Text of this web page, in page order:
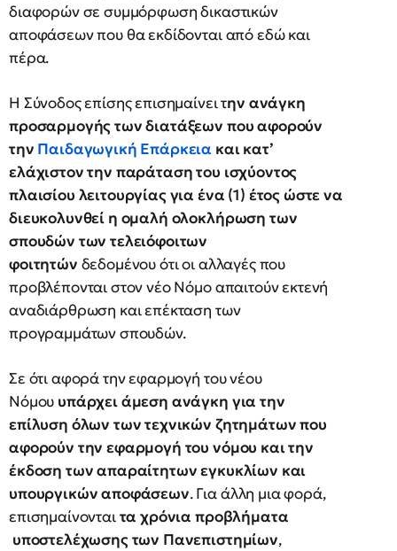
διαφορών σε συμμόρφωση δικαστικών
αποφάσεων που θα εκδίδονται από εδώ και
πέρα.
Η Σύνοδος επίσης επισημαίνει την ανάγκη
προσαρμογής των διατάξεων που αφορούν
την Παιδαγωγική Επάρκεια και κατ’
ελάχιστον την παράταση του ισχύοντος
πλαισίου λειτουργίας για ένα (1) έτος ώστε να
διευκολυνθεί η ομαλή ολοκλήρωση των
σπουδών των τελειόφοιτων
φοιτητών δεδομένου ότι οι αλλαγές που
προβλέπονται στον νέο Νόμο απαιτούν εκτενή
αναδιάρθρωση και επέκταση των
προγραμμάτων σπουδών.
Σε ότι αφορά την εφαρμογή του νέου
Νόμου υπάρχει άμεση ανάγκη για την
επίλυση όλων των τεχνικών ζητημάτων που
αφορούν την εφαρμογή του νόμου και την
έκδοση των απαραίτητων εγκυκλίων και
υπουργικών αποφάσεων. Για άλλη μια φορά,
επισημαίνονταιτα χρόνια προβλήματα
υποστελέχωσης των Πανεπιστημίων,